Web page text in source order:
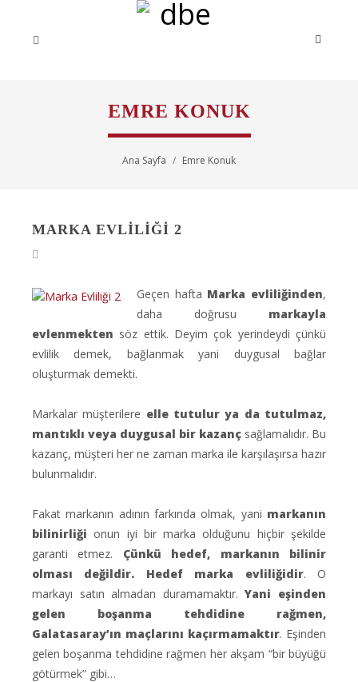
EMRE KONUK
Ana Sayfa Emre Konuk
MARKA EVLILIĞI 2
Geçen hafta Marka evliliğinden,
daha doğrusu markayla
evlenmekten söz ettik. Deyim çok yerindeydi çünkü
evlilik demek, bağlanmak yani duygusal bağlar
oluşturmak demekti.
Markalar müşterilere elle tutulur ya da tutulmaz,
mantıklı veya duygusal bir kazanç sağlamalıdır. Bu
kazanç, müşteri her ne zaman marka ile karşılaşırsa hazır
bulunmalıdır.
Fakat markanın adının farkında olmak, yani markanın
bilinirliği onun iyi bir marka olduğunu hiçbir şekilde
garanti etmez. Çünkü hedef, markanın bilinir
olması değildir. Hedef marka evliliğidir. O
markayı satın almadan duramamaktır.Yani eşinden
gelen boşanma tehdidine rağmen,
Galatasaray’ın maçlarını kaçırmamaktır. Eşinden
gelen boşanma tehdidine rağmen her akşam “bir büyüğü
götürmek” gibi…